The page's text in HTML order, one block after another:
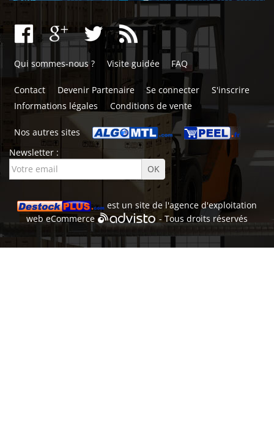
Qui sommes-nous ? Visite guidée FAQ
Contact Devenir Partenaire Se connecter
S'inscrire
Informations légales
Conditions de vente
Nos autres sites
Newsletter :
est un site de l'agence d'exploitation
webeCommerce - Tous droits réservés